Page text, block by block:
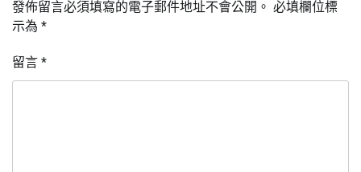
發佈留言必須填寫的電子郵件地址不會公開。 必填欄位標
示為 *
留言 *